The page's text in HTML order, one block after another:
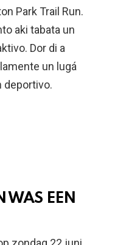
Park Trail Run.
aki tabata un
Dor di a
un lugá
deportivo.
WAS EEN